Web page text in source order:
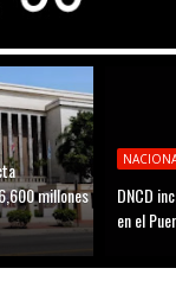
millones
DNCD
en el